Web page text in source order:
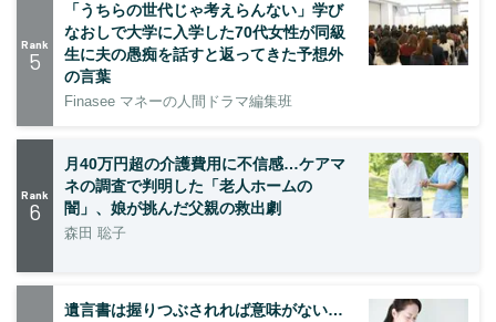
Rank
5
「うちらの世代じゃ考えらんない」学び
なおしで大学に入学した70代女性が同級
生に夫の愚痴を話すと返ってきた予想外
の言葉
Finasee マネーの人間ドラマ編集班
Rank
6
月40万円超の介護費用に不信感…ケアマ
ネの調査で判明した「老人ホームの
闇」、娘が挑んだ父親の救出劇
森田 聡子
遺言書は握りつぶされれば意味がない…